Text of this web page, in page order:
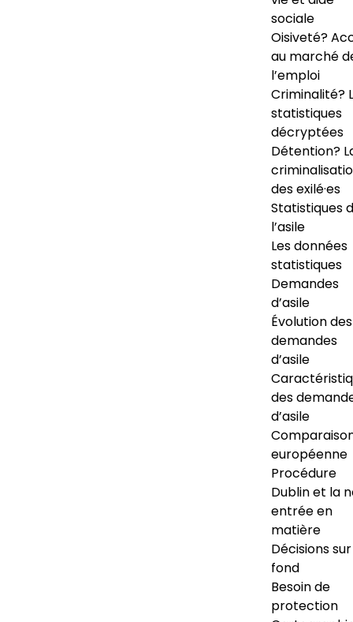
sociale
Oisiveté?
au marché
l’emploi
Criminalité?
statistiques
décryptées
Détention?
des exilé·es
Statistiques
l’asile
Les données
statistiques
Demandes
d’asile
Évolution des
demandes
d’asile
des
d’asile
européenne
Procédure
Dublin et la
entrée en
matière
Décisions
fond
Besoin de
protection